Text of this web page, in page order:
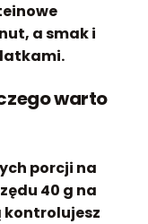
a smak i
warto
porcji na
40 g na
kontrolujesz